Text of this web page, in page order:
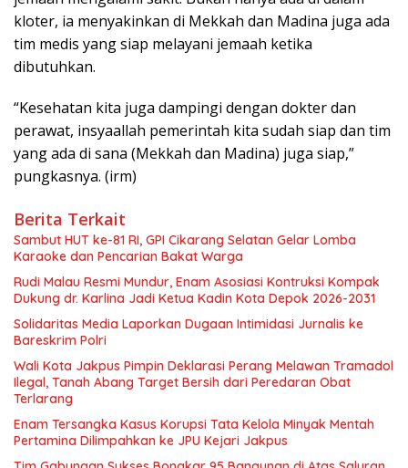
kloter, ia menyakinkan di Mekkah dan Madina juga ada
tim medis yang siap melayani jemaah ketika
dibutuhkan.
“Kesehatan kita juga dampingi dengan dokter dan
perawat, insyaallah pemerintah kita sudah siap dan tim
yang ada di sana (Mekkah dan Madina) juga siap,”
pungkasnya. (irm)
Berita Terkait
Sambut HUT ke-81 RI, GPI Cikarang Selatan Gelar Lomba
Karaoke dan Pencarian Bakat Warga
Rudi Malau Resmi Mundur, Enam Asosiasi Kontruksi Kompak
Dukung dr. Karlina Jadi Ketua Kadin Kota Depok 2026-2031
Solidaritas Media Laporkan Dugaan Intimidasi Jurnalis ke
Bareskrim Polri
Wali Kota Jakpus Pimpin Deklarasi Perang Melawan Tramadol
Ilegal, Tanah Abang Target Bersih dari Peredaran Obat
Terlarang
Enam Tersangka Kasus Korupsi Tata Kelola Minyak Mentah
Pertamina Dilimpahkan ke JPU Kejari Jakpus